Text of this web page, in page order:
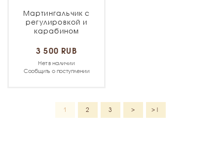
Мартингальчик с
регулировкой и
карабином
3 500 RUB
Нет в наличии
Сообщить о поступлении
1 2 3 > >|